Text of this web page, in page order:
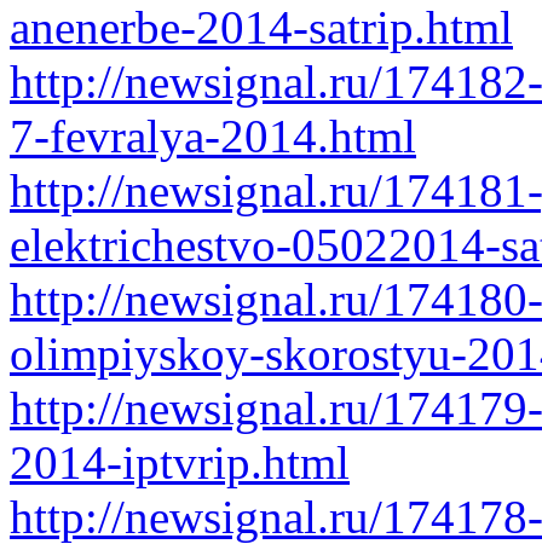
anenerbe-2014-satrip.html
http://newsignal.ru/
7-fevralya-2014.html
http://newsignal.ru/
elektrichestvo-05022014-
http://newsignal.ru/
olimpiyskoy-skorostyu-
http://newsignal.ru/
2014-iptvrip.html
http://newsignal.ru/